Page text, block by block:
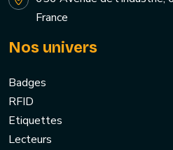
France
Nos univers
Badges
RFID
Etiquettes
Lecteurs